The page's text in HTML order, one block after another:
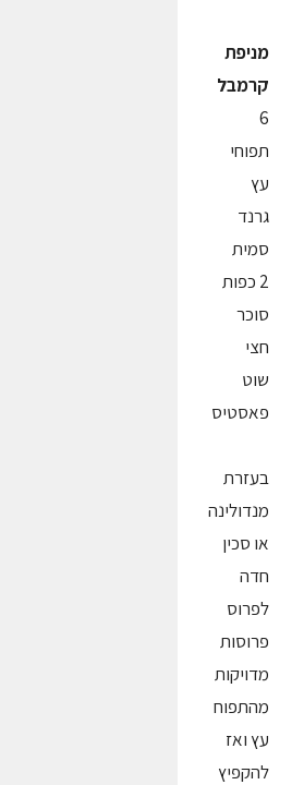
מניפת
קרמבל
6
תפוחי
עץ
גרנד
סמית
2 כפות
סוכר
חצי
שוט
פאסטיס
בעזרת
מנדולינה
או סכין
חדה
לפרוס
פרוסות
מדויקות
מהתפוח
עץ ואז
להקפיץ